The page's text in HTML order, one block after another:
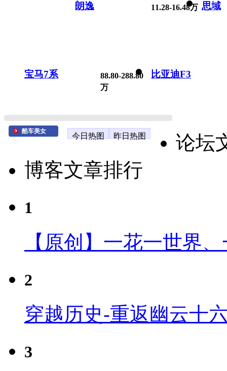
朗逸 11.28-16.48万 思域
宝马7系
88.80-288.80
万
比亚迪F3
酷车美女
今日热图 昨日热图
论坛
博客文章排行
1
【原创】一花一世界
2
穿越历史-重返幽云十
3